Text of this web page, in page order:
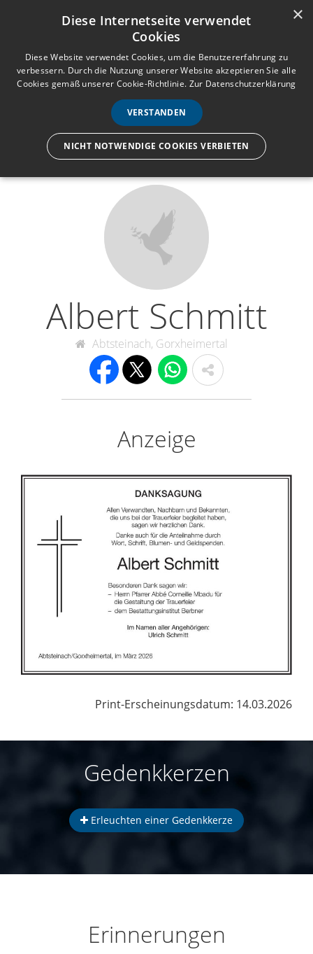
Anmelden Registrieren
e
n
ü
Wir lassen nur die Hand los,
Albert Schmitt
Abtsteinach, Gorxheimertal
Anzeige
Print-Erscheinungsdatum: 14.03.2026
Gedenkkerzen
Erleuchten einer Gedenkkerze
Erinnerungen
×
Diese Internetseite verwendet
Cookies
Diese Website verwendet Cookies, um die Benutzererfahrung zu
verbessern. Durch die Nutzung unserer Website akzeptieren Sie alle
Cookies gemäß unserer Cookie-Richtlinie. Zur Datenschutzerklärung
VERSTANDEN
NICHT NOTWENDIGE COOKIES VERBIETEN